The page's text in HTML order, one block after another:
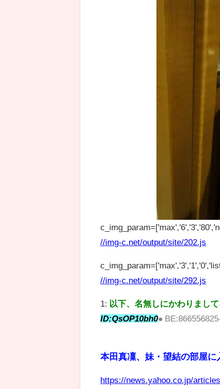
//img-c.net/output/site/202.js
//img-c.net/output/site/292.js
1: 以下、名無しにかわりまし
ID:QsOP10bh0●
本田真凜、妹・望結の部屋
https://news.yahoo.co.jp/